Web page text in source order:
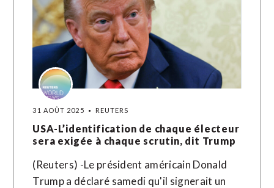
31 AOÛT 2025 REUTERS
USA-L’identification de chaque électeur
sera exigée à chaque scrutin, dit Trump
(Reuters) -Le président américain Donald
Trump a déclaré samedi qu'il signerait un